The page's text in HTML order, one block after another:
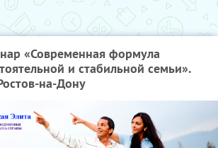
«Современная формула
и стабильной семьи».
на-Дону